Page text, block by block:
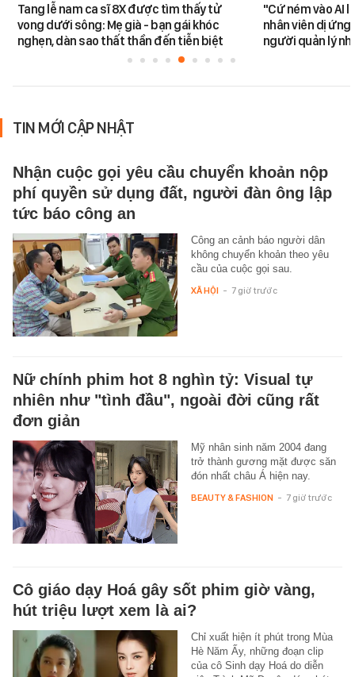
Tang lễ nam ca sĩ 8X được tìm thấy tử
vong dưới sông: Mẹ già - bạn gái khóc
nghẹn, dàn sao thất thần đến tiễn biệt
"Cứ ném vào AI
nhân viên dị ứng
người quản lý
TIN MỚI CẬP NHẬT
Nhận cuộc gọi yêu cầu chuyển khoản nộp
phí quyền sử dụng đất, người đàn ông lập
tức báo công an
Công an cảnh báo người dân
không chuyển khoản theo yêu
cầu của cuộc gọi sau.
XÃ HỘI - 7 giờ trước
Nữ chính phim hot 8 nghìn tỷ: Visual tự
nhiên như "tình đầu", ngoài đời cũng rất
đơn giản
Mỹ nhân sinh năm 2004 đang
trở thành gương mặt được săn
đón nhất châu Á hiện nay.
BEAUTY & FASHION - 7 giờ trước
Cô giáo dạy Hoá gây sốt phim giờ vàng,
hút triệu lượt xem là ai?
Chỉ xuất hiện ít phút trong Mùa
Hè Năm Ấy, những đoạn clip
của cô Sinh dạy Hoá do diễn